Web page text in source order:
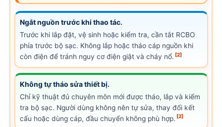
Ngắt nguồn trước khi thao tác.
Trước khi lắp đặt, vệ sinh hoặc kiểm tra, cần tắt RCBO
phía trước bộ sạc. Không lắp hoặc tháo cáp nguồn khi
còn điện để tránh nguy cơ điện giật và cháy nổ. [2]
Không tự tháo sửa thiết bị.
Chỉ kỹ thuật đủ chuyên môn mới được tháo, lắp và kiểm
tra bộ sạc. Người dùng không nên tự sửa, thay đổi kết
cấu hoặc dùng cáp, đầu chuyển không phù hợp. [2]